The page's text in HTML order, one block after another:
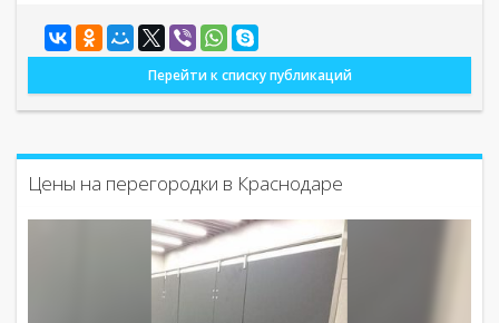
Перейти к списку публикаций
Цены на перегородки в Краснодаре